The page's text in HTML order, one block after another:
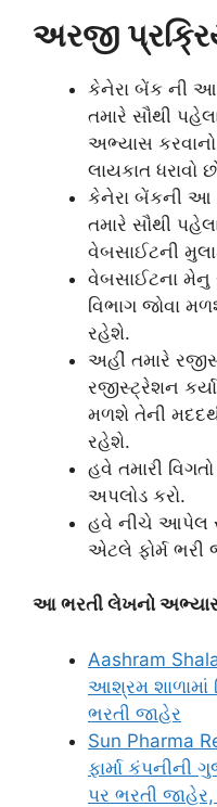
અરજી
કેનેરા બેંક ની આ
તમારે સૌથી
અભ્યાસ
લાયકાત ધરાવો
કેનેરા બેંકની આ
તમારે સૌથી
વેબસાઈટની
વેબસાઈટના મેનુ
વિભાગ જોવા
રહેશે.
અહીં તમારે
રજીસ્ટ્રેશન
મળશે તેની
રહેશે.
હવે તમારી
અપલોડ કરો.
હવે નીચે આપેલ
એટલે ફોર્મ ભરી
આ ભરતી લેખનો
Aashram
આશ્રમ શાળામાં
ભરતી જાહેર
Sun Pharma
ફાર્મા કંપનીની
પર ભરતી જાહેર,